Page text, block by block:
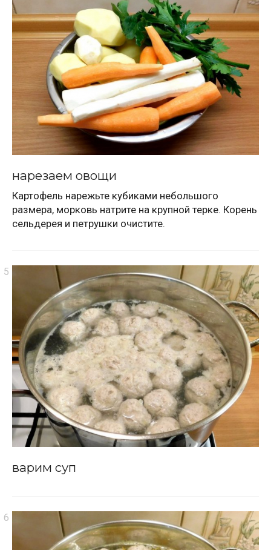
нарезаем овощи
Картофель нарежьте кубиками небольшого
размера, морковь натрите на крупной терке. Корень
сельдерея и петрушки очистите.
варим суп